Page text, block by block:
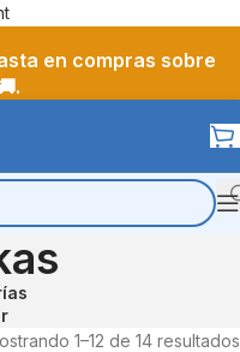
en compras sobre
1–12 de 14 resultados